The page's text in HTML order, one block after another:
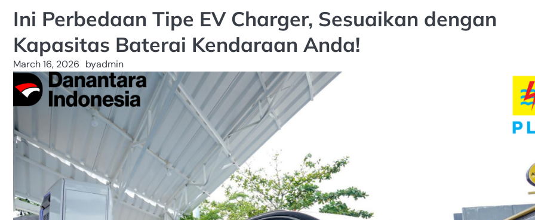
Ini Perbedaan Tipe EV Charger, Sesuaikan dengan
Kapasitas Baterai Kendaraan Anda!
March 16, 2026 byadmin